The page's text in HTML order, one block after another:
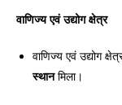
वाणिज्य एवं उद्योग क्षेत्र
वाणिज्य एवं उद्योग
स्थानमिला।